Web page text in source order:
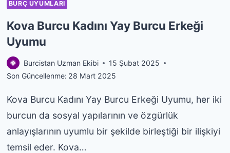
BURÇ UYUMLARI
Kova Burcu Kadını Yay Burcu Erkeği
Uyumu
Burcistan Uzman Ekibi
15 Şubat 2025
Son Güncellenme: 28 Mart 2025
Kova Burcu Kadını Yay Burcu Erkeği Uyumu, her iki
burcun da sosyal yapılarının ve özgürlük
anlayışlarının uyumlu bir şekilde birleştiği bir ilişkiyi
temsil eder. Kova…